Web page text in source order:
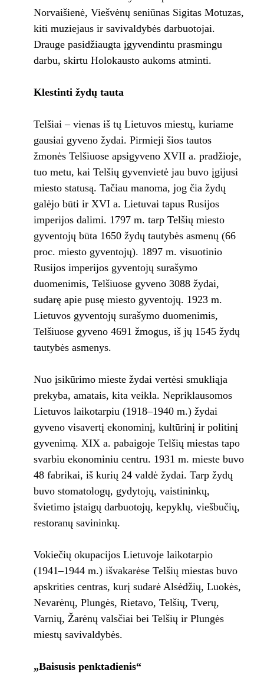
Norvaišienė, Viešvėnų seniūnas Sigitas Motuzas,
kiti muziejaus ir savivaldybės darbuotojai.
Drauge pasidžiaugta įgyvendintu prasmingu
darbu, skirtu Holokausto aukoms atminti.
Klestinti žydų tauta
Telšiai – vienas iš tų Lietuvos miestų, kuriame
gausiai gyveno žydai. Pirmieji šios tautos
žmonės Telšiuose apsigyveno XVII a. pradžioje,
tuo metu, kai Telšių gyvenvietė jau buvo įgijusi
miesto statusą. Tačiau manoma, jog čia žydų
galėjo būti ir XVI a. Lietuvai tapus Rusijos
imperijos dalimi. 1797 m. tarp Telšių miesto
gyventojų būta 1650 žydų tautybės asmenų (66
proc. miesto gyventojų). 1897 m. visuotinio
Rusijos imperijos gyventojų surašymo
duomenimis, Telšiuose gyveno 3088 žydai,
sudarę apie pusę miesto gyventojų. 1923 m.
Lietuvos gyventojų surašymo duomenimis,
Telšiuose gyveno 4691 žmogus, iš jų 1545 žydų
tautybės asmenys.
Nuo įsikūrimo mieste žydai vertėsi smukliąja
prekyba, amatais, kita veikla. Nepriklausomos
Lietuvos laikotarpiu (1918–1940 m.) žydai
gyveno visavertį ekonominį, kultūrinį ir politinį
gyvenimą. XIX a. pabaigoje Telšių miestas tapo
svarbiu ekonominiu centru. 1931 m. mieste buvo
48 fabrikai, iš kurių 24 valdė žydai. Tarp žydų
buvo stomatologų, gydytojų, vaistininkų,
švietimo įstaigų darbuotojų, kepyklų, viešbučių,
restoranų savininkų.
Vokiečių okupacijos Lietuvoje laikotarpio
(1941–1944 m.) išvakarėse Telšių miestas buvo
apskrities centras, kurį sudarė Alsėdžių, Luokės,
Nevarėnų, Plungės, Rietavo, Telšių, Tverų,
Varnių, Žarėnų valsčiai bei Telšių ir Plungės
miestų savivaldybės.
„Baisusis penktadienis“